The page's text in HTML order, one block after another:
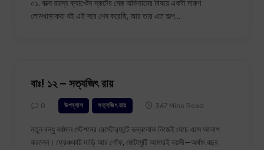
০১. বাক্স রহস্য ক্যাপ্টেন স্কটের মেরু অভিযানের বিষয়ে একটা দারুণ
লোমখাড়াকরা বই এই সবে শেষ করেছি, আর তার এত অল্প…
বাঃ! ১২ – সত্যজিৎ রায়
0 উপন্যাস সত্যজিৎ রায় 367 Mins Read
নতুন বন্ধু বর্ধমান স্টেশনের রেস্টোর‍্যান্টে ভদ্রলোক নিজেই যেচে এসে আলাপ
করলেন। ফ্রেঞ্চকাট দাড়ি আর গোঁফ, মোটামুটি আমারই বয়সী—অর্থাৎ বছর